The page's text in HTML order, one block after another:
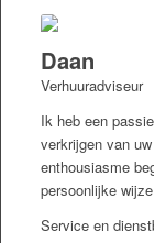
Daan
Verhuuradviseur
Ik heb een
verkrijgen van
enthousiasme
persoonlijke
Service en